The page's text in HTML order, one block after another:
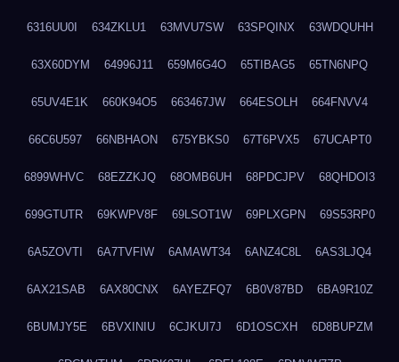
6316UU0I 634ZKLU1 63MVU7SW 63SPQINX 63WDQUHH
63X60DYM 64996J11 659M6G4O 65TIBAG5 65TN6NPQ
65UV4E1K 660K94O5 663467JW 664ESOLH 664FNVV4
66C6U597 66NBHAON 675YBKS0 67T6PVX5 67UCAPT0
6899WHVC 68EZZKJQ 68OMB6UH 68PDCJPV 68QHDOI3
699GTUTR 69KWPV8F 69LSOT1W 69PLXGPN 69S53RP0
6A5ZOVTI 6A7TVFIW 6AMAWT34 6ANZ4C8L 6AS3LJQ4
6AX21SAB 6AX80CNX 6AYEZFQ7 6B0V87BD 6BA9R10Z
6BUMJY5E 6BVXINIU 6CJKUI7J 6D1OSCXH 6D8BUPZM